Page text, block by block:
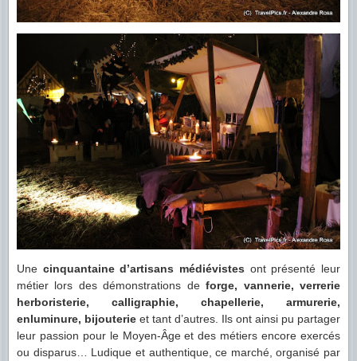
Une cinquantaine d’artisans médiévistes ont présenté leur
métier lors des démonstrations deforge, vannerie, verrerie
herboristerie, calligraphie, chapellerie, armurerie,
enluminure, bijouterie et tant d’autres. Ils ont ainsi pu partager
leur passion pour le Moyen-Âge et des métiers encore exercés
ou disparus… Ludique et authentique, ce marché, organisé par